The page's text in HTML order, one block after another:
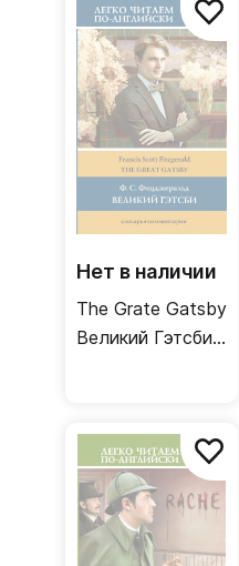
Нет в наличии
The Grate Gatsby
Великий Гэтсби.